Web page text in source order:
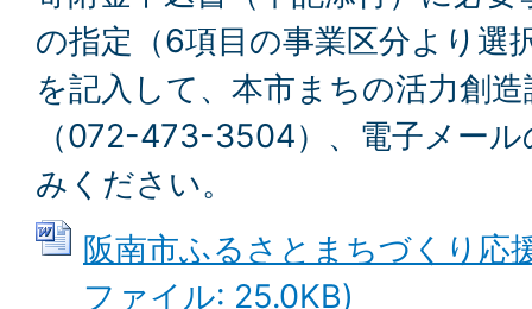
の指定（6項目の事業区分より選
を記入して、本市まちの活力創
（072-473-3504）、電子メー
みください。
阪南市ふるさとまちづくり応
ファイル: 25.0KB)